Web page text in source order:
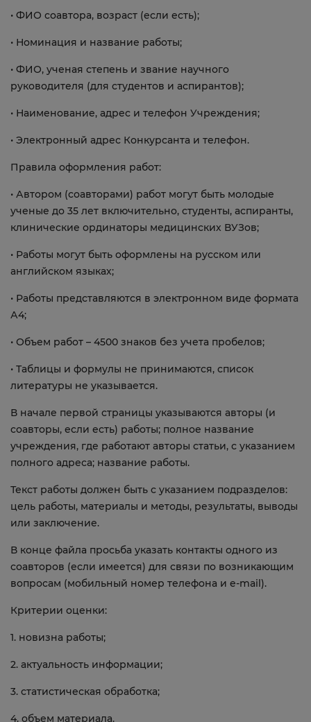
• ФИО соавтора, возраст (если есть);
• Номинация и название работы;
• ФИО, ученая степень и звание научного
руководителя (для студентов и аспирантов);
• Наименование, адрес и телефон Учреждения;
• Электронный адрес Конкурсанта и телефон.
Правила оформления работ:
• Автором (соавторами) работ могут быть молодые
ученые до 35 лет включительно, студенты, аспиранты,
клинические ординаторы медицинских ВУЗов;
• Работы могут быть оформлены на русском или
английском языках;
• Работы представляются в электронном виде формата
А4;
• Объем работ – 4500 знаков без учета пробелов;
• Таблицы и формулы не принимаются, список
литературы не указывается.
В начале первой страницы указываются авторы (и
соавторы, если есть) работы; полное название
учреждения, где работают авторы статьи, с указанием
полного адреса; название работы.
Текст работы должен быть с указанием подразделов:
цель работы, материалы и методы, результаты, выводы
или заключение.
В конце файла просьба указать контакты одного из
соавторов (если имеется) для связи по возникающим
вопросам (мобильный номер телефона и e-mail).
Критерии оценки:
1. новизна работы;
2. актуальность информации;
3. статистическая обработка;
4. объем материала.